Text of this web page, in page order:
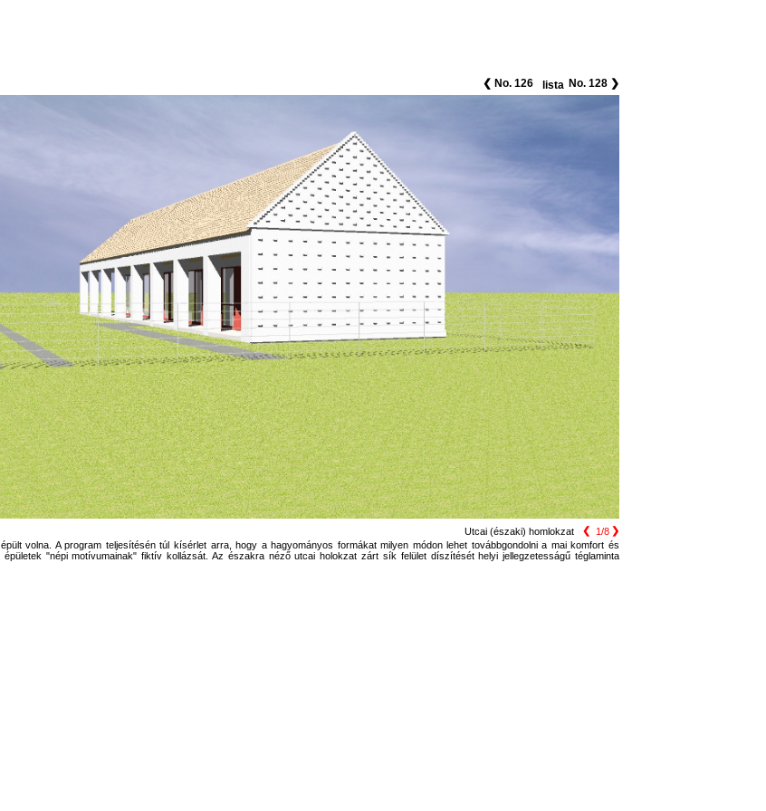
❮ No. 126 lista No. 128 ❯
1/8
Utcai (északi) homlokzat ❮
❯
volna. A program teljesítésén túl kísérlet arra, hogy a hagyományos formákat milyen módon lehet továbbgondolni a mai komfort és
"népi motívumainak" fiktív kollázsát. Az északra néző utcai holokzat zárt sík felület díszítését helyi jellegzetesságű téglaminta